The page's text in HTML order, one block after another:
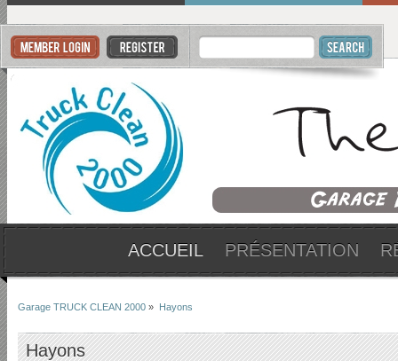
ACCUEIL PRÉSENTATION
Garage TRUCK CLEAN 2000 » Hayons
Hayons